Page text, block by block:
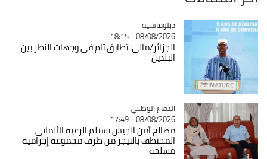
Catégorie
دبلوماسية
08/08/2026 - 18:15
الجزائر/مالي: تطابق تام في وجهات النظر بين
البلدين
Catégorie
الدفاع الوطني
08/08/2026 - 17:49
مصالح أمن الجيش تستلم الرعية الألماني
المختطف بالنيجر من طرف مجموعة إجرامية
مسلحة